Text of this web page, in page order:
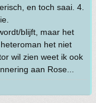
en toch saai. 4.
blijft, maar het
het niet
wil zien weet ik ook
aan Rose...